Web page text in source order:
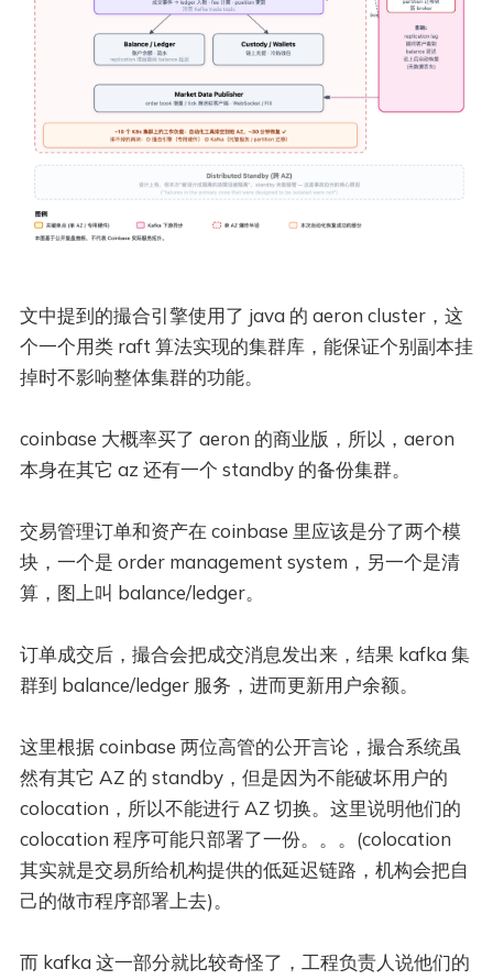
文中提到的撮合引擎使用了 java 的 aeron cluster，这
个一个用类 raft 算法实现的集群库，能保证个别副本挂
掉时不影响整体集群的功能。
coinbase 大概率买了 aeron 的商业版，所以，aeron
本身在其它 az 还有一个 standby 的备份集群。
交易管理订单和资产在 coinbase 里应该是分了两个模
块，一个是 order management system，另一个是清
算，图上叫 balance/ledger。
订单成交后，撮合会把成交消息发出来，结果 kafka 集
群到 balance/ledger 服务，进而更新用户余额。
这里根据 coinbase 两位高管的公开言论，撮合系统虽
然有其它 AZ 的 standby，但是因为不能破坏用户的
colocation，所以不能进行 AZ 切换。这里说明他们的
colocation 程序可能只部署了一份。。。(colocation
其实就是交易所给机构提供的低延迟链路，机构会把自
己的做市程序部署上去)。
而 kafka 这一部分就比较奇怪了，工程负责人说他们的